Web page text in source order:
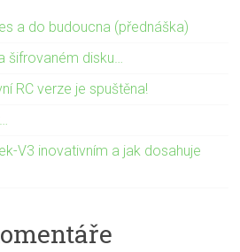
a do budoucna (přednáška)
šifrovaném disku…
RC verze je spuštěna!
V3 inovativním a jak dosahuje